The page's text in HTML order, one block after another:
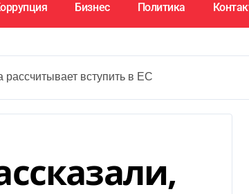
Бизнес Политика
рассчитывает вступить в ЕС